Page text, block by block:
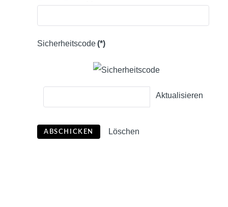
Sicherheitscode(*)
Aktualisieren
ABSCHICKEN Löschen